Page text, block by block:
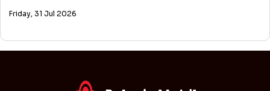
Friday, 31 Jul 2026